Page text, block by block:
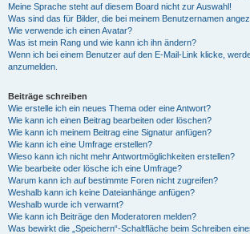
Meine Sprache steht auf diesem Board nicht zur Auswahl!
Was sind das für Bilder, die bei meinem Benutzernamen
Wie verwende ich einen Avatar?
Was ist mein Rang und wie kann ich ihn ändern?
Wenn ich bei einem Benutzer auf den E-Mail-Link klicke,
anzumelden.
Beiträge schreiben
Wie erstelle ich ein neues Thema oder eine Antwort?
Wie kann ich einen Beitrag bearbeiten oder löschen?
Wie kann ich meinem Beitrag eine Signatur anfügen?
Wie kann ich eine Umfrage erstellen?
Wieso kann ich nicht mehr Antwortmöglichkeiten erstellen?
Wie bearbeite oder lösche ich eine Umfrage?
Warum kann ich auf bestimmte Foren nicht zugreifen?
Weshalb kann ich keine Dateianhänge anfügen?
Weshalb wurde ich verwarnt?
Wie kann ich Beiträge den Moderatoren melden?
Was bewirkt die „Speichern“-Schaltfläche beim Schreiben